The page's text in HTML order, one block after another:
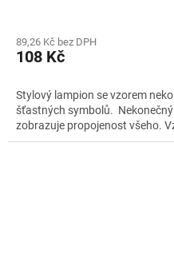
89,26 Kč bez DPH
108 Kč
Stylový lampion se vzorem
šťastných symbolů. Nekonečný
zobrazuje propojenost všeho.